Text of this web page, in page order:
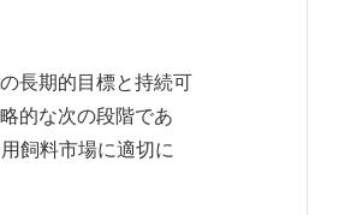
長期的目標と持続可
的な次の段階であ
飼料市場に適切に